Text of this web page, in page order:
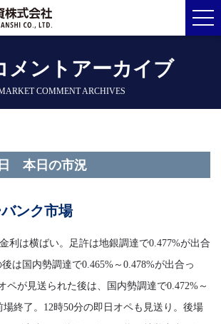
メントアーカイブ
COMMENT ARCHIVES
本日の市況
ンク市場
利は横ばい。足許は地銀調達で0.477%が出合
は国内勢調達で0.465%～0.478%が出合っ
ペが見送られた後は、国内勢調達で0.472%～
場終了。12時50分の即日オペも見送り。後場